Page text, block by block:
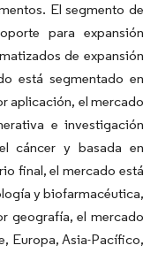
El segmento de
para expansión
de expansión
está segmentado en
aplicación, el mercado
e investigación
cáncer y basada en
final, el mercado está
y biofarmacéutica,
geografía, el mercado
Europa, Asia-Pacífico,